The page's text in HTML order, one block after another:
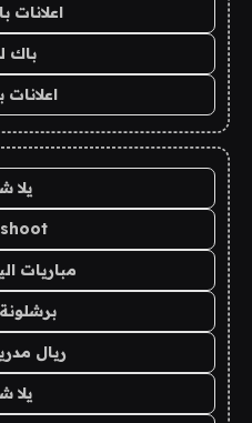
اعلانات
باك
اعلانات
يلا
مباريات
ريال
يلا